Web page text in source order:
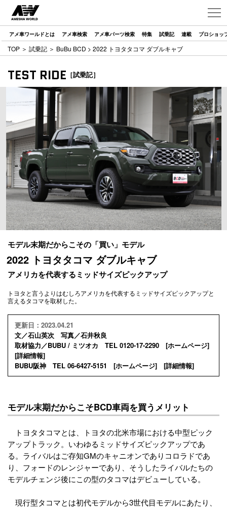
アメ車ワールドとは アメ車検索 アメ車パーツ検索 特集 試乗記 連載 プロショッ
TOP ＞ 試乗記 ＞ BuBu BCD > 2022 トヨタタコマ ダブルキャブ
TEST RIDE ［試乗記］
モデル末期だからこその「買い」モデル
2022 トヨタタコマ ダブルキャブ
アメリカを代表するミッドサイズピックアップ
トヨタと言うよりはむしろアメリカを代表するミッドサイズピックアップと
言えるタコマを取材した。
更新日：2023.04.21
文／石山英次 写真／石井秋良
取材協力／BUBU / ミツオカ TEL 0120-17-2290 [ホームページ]
[詳細情報]
BUBU阪神 TEL 06-6427-5151 [ホームページ] [詳細情報]
モデル末期だからこそBCD車両を買うメリット
トヨタタコマとは、トヨタの北米市場における中型ピック
アップトラック。いわゆるミッドサイズピックアップであ
る。ライバルはご存知GMのキャニオンでありコロラドであ
り、フォードのレンジャーであり、そうしたライバルたちの
モデルチェンジ後にこの型のタコマはデビューしている。
現行型タコマとは初代モデルから3世代目モデルにあたり、